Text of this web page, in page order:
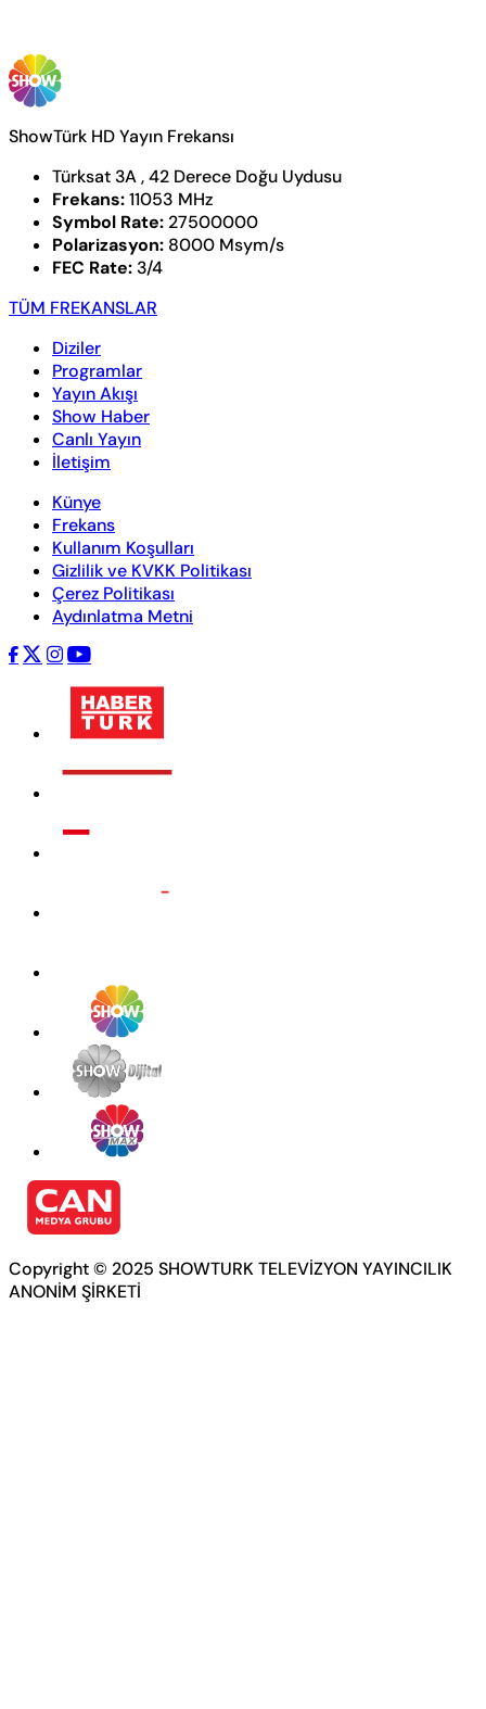
ShowTürk HD Yayın Frekansı
Türksat 3A , 42 Derece Doğu Uydusu
Frekans:11053 MHz
Symbol Rate: 27500000
Polarizasyon: 8000 Msym/s
FEC Rate: 3/4
TÜM FREKANSLAR
Diziler
Programlar
Yayın Akışı
Show Haber
Canlı Yayın
İletişim
Künye
Frekans
Kullanım Koşulları
Gizlilik ve KVKK Politikası
Çerez Politikası
Aydınlatma Metni
Copyright © 2025 SHOWTURK TELEVİZYON YAYINCILIK
ANONİM ŞİRKETİ